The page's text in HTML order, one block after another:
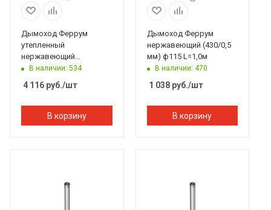
Дымоход Феррум
утепленный
нержавеющий
(430/0,8мм)/зеркальный
нержавеющий ф115/200
L=1м по воде
В наличии: 534
4 116 руб./шт
В корзину
Дымоход Феррум
нержавеющий (430/0,5
мм) ф115 L=1,0м
В наличии: 470
1 038руб./шт
В корзину